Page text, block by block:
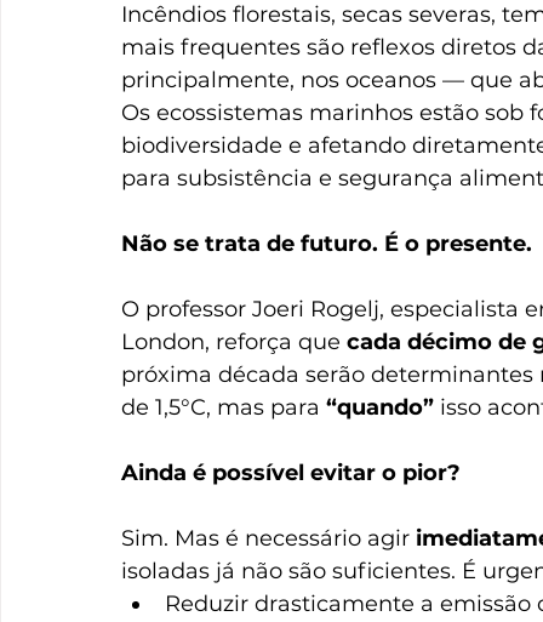
Incêndios florestais, secas severas,
mais frequentes são reflexos diretos
principalmente, nos oceanos — que
Os ecossistemas marinhos estão sob
biodiversidade e afetando
para subsistência e segurança
Não se trata de futuro. É o presente.
O professor Joeri Rogelj, especialista
London, reforça que cada décimo de
próxima década serão determinantes
de 1,5°C, mas para “quando” isso
Ainda é possível evitar o pior?
Sim. Mas é necessário agir
isoladas já não são suficientes. É
Reduzir drasticamente a emissão